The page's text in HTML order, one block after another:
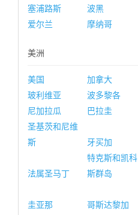
塞浦路斯
波黑
爱尔兰
摩纳哥
美洲
美国 加拿大
玻利维亚
波多黎各
尼加拉瓜
巴拉圭
圣基茨和尼维
斯
牙买加
法属圣马丁
特克斯和凯科
斯群岛
圭亚那 哥斯达黎加